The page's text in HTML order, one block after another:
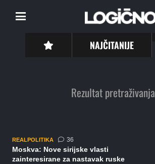
NAJČITANIJE
Rezultat pretraživanja
REALPOLITIKA 36komentara
Moskva: Nove sirijske vlasti
zainteresirane za nastavak ruske